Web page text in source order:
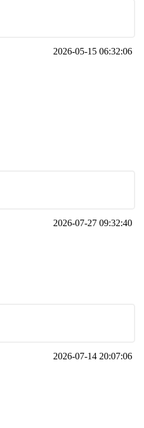
2026-05-15 06:32:06
2026-07-27 09:32:40
2026-07-14 20:07:06